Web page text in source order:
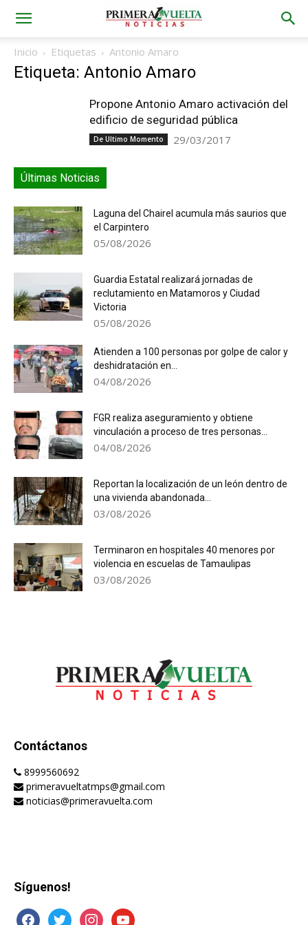
Inicio Etiquetas Antonio Amaro
Etiqueta: Antonio Amaro
Propone Antonio Amaro activación del
edificio de seguridad pública
De Ultimo Momento 29/03/2017
Últimas Noticias
Laguna del Chairel acumula más saurios que
el Carpintero
05/08/2026
Guardia Estatal realizará jornadas de
reclutamiento en Matamoros y Ciudad
Victoria
05/08/2026
Atienden a 100 personas por golpe de calor y
deshidratación en...
04/08/2026
FGR realiza aseguramiento y obtiene
vinculación a proceso de tres personas...
04/08/2026
Reportan la localización de un león dentro de
una vivienda abandonada...
03/08/2026
Terminaron en hospitales 40 menores por
violencia en escuelas de Tamaulipas
03/08/2026
Contáctanos
8999560692
primeravueltatmps@gmail.com
noticias@primeravuelta.com
Síguenos!
facebooktwitter instagramyoutube